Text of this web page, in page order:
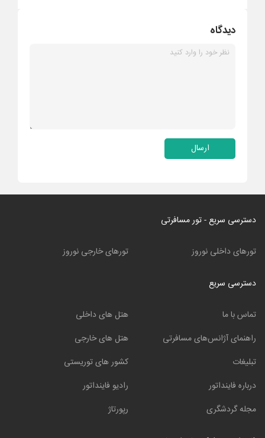
دیدگاه
ارسال
دسترسی سریع - تور مسافرتی
تورهای داخلی نوروز تورهای خارجی نوروز
دسترسی سریع
تماس با ما
راهنمای آژانس‌های مسافرتی
تبلیغات
درباره فاینداتور
مجله گردشگری
هتل های داخلی
هتل های خارجی
کشور های توریستی
رادیو فاینداتور
رپورتاژ